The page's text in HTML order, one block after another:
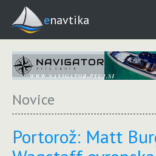
enavtika
Novice
Portorož: Matt